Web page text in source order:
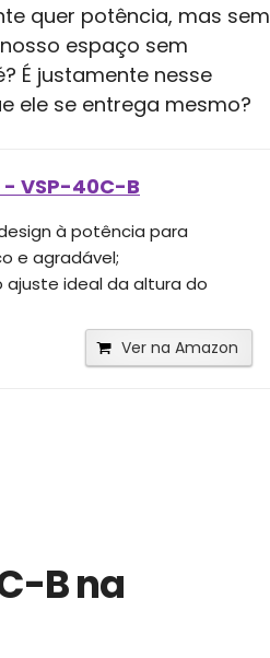
quer potência, mas sem
espaço sem
É justamente nesse
ele se entrega mesmo?
- VSP-40C-B
design à potência para
e agradável;
ajuste ideal da altura do
Ver na Amazon
B na